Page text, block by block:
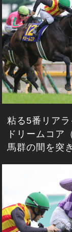
粘る5番リア
ドリームコア
馬群の間を突